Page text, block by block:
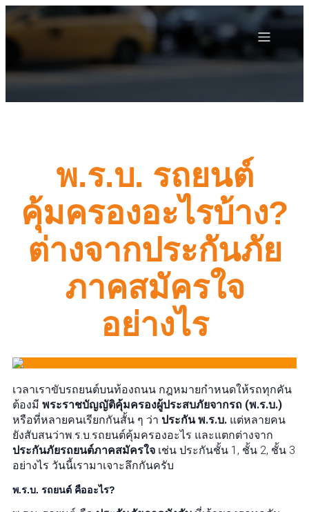
พ.ร.บ. รถยนต์
คุ้มครองอะไรบ้าง?
ต่างจากประกันภัย
ภาคสมัครใจ
อย่างไร
เวลาเราขับรถยนต์บนท้องถนน กฎหมายกำหนดให้รถทุกคัน
ต้องมี พระราชบัญญัติคุ้มครองผู้ประสบภัยจากรถ (พ.ร.บ.)
หรือที่หลายคนเรียกกันสั้น ๆ ว่า ประกัน พ.ร.บ. แต่หลายคน
ยังสับสนว่าพ.ร.บ.รถยนต์คุ้มครองอะไร และแตกต่างจาก
ประกันภัยรถยนต์ภาคสมัครใจ เช่น ประกันชั้น 1, ชั้น 2, ชั้น 3
อย่างไร วันนี้เรามาเจาะลึกกันครับ
พ.ร.บ. รถยนต์ คืออะไร?